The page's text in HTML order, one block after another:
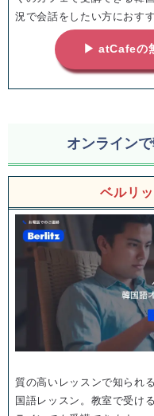
況で会話をしたい方におすす
▶ atCafeの
オンライン
ベルリ
質の高いレッスンで知られ
国語レッスン。教室で受け